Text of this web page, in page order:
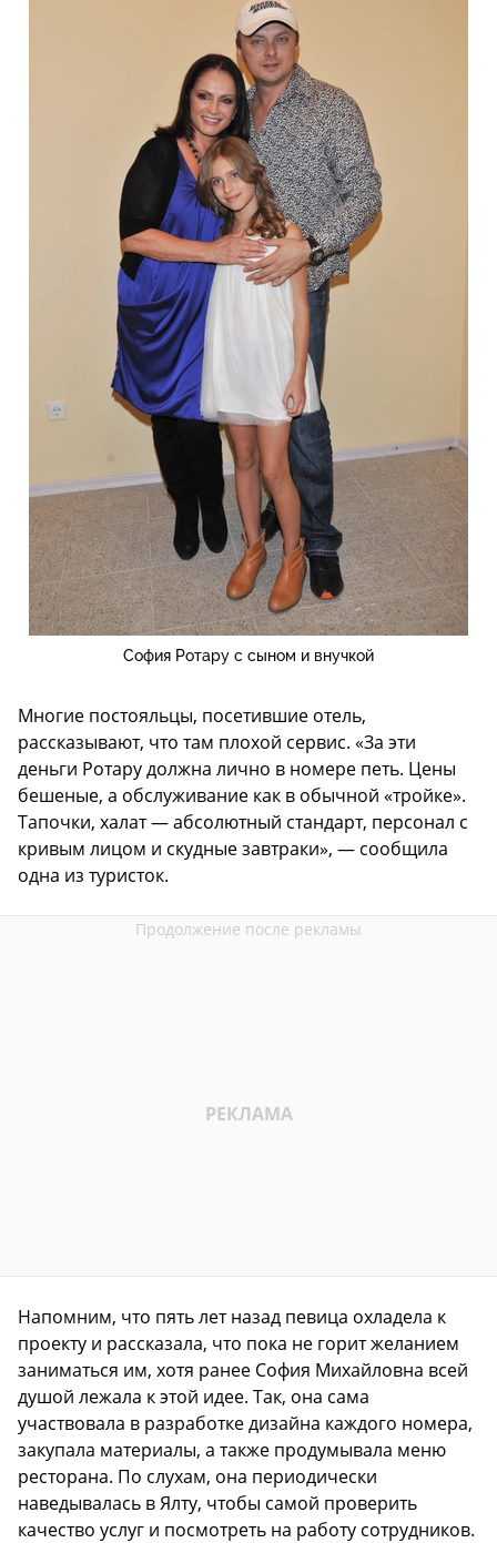
София Ротару с сыном и внучкой
Многие постояльцы, посетившие отель,
рассказывают, что там плохой сервис. «За эти
деньги Ротару должна лично в номере петь. Цены
бешеные, а обслуживание как в обычной «тройке».
Тапочки, халат — абсолютный стандарт, персонал с
кривым лицом и скудные завтраки», — сообщила
одна из туристок.
Напомним, что пять лет назад певица охладела к
проекту и рассказала, что пока не горит желанием
заниматься им, хотя ранее София Михайловна всей
душой лежала к этой идее. Так, она сама
участвовала в разработке дизайна каждого номера,
закупала материалы, а также продумывала меню
ресторана. По слухам, она периодически
наведывалась в Ялту, чтобы самой проверить
качество услуг и посмотреть на работу сотрудников.